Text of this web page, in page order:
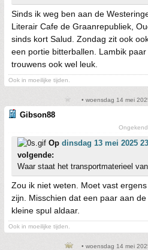
Sinds ik weg ben aan de
Literair Cafe de Graanrepubliek,
sinds kort Salud. Zondag zit ook
een portie bitterballen. Lambik
trouwens ook wel leuk.
Ook in moeilijke tijden.
• woensdag 14 mei
Gibson88
Ongekend.
Op dinsdag 13 mei 2025
volgende:
Waar staat het transportmaterieel
Zou ik niet weten. Moet vast
zijn. Misschien dat een paar aan
kleine spul aldaar.
Ook in moeilijke tijden.
• woensdag 14 mei